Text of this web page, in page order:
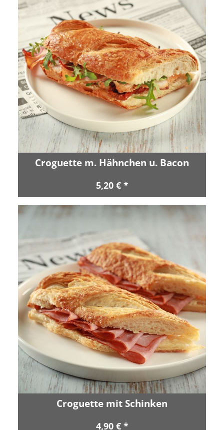
Croguette m. Hähnchen u. Bacon
5,20 € *
Croguette mit Schinken
4,90 € *